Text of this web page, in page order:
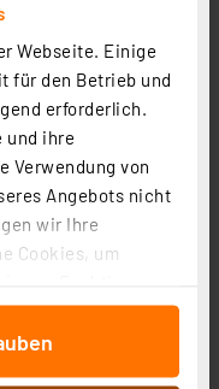
Webseite. Einige
für den Betrieb und
erforderlich.
und ihre
Verwendung von
Angebots nicht
wir Ihre
Cookies, um
und die Zugriffe
Außerdem geben
174.59 CHF
zzgl. MwSt.
zu Versandkosten